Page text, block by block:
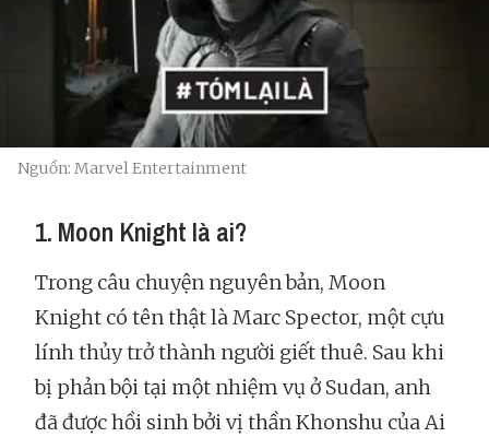
Nguồn: Marvel Entertainment
1. Moon Knight là ai?
Trong câu chuyện nguyên bản, Moon
Knight có tên thật là Marc Spector, một cựu
lính thủy trở thành người giết thuê. Sau khi
bị phản bội tại một nhiệm vụ ở Sudan, anh
đã được hồi sinh bởi vị thần Khonshu của Ai